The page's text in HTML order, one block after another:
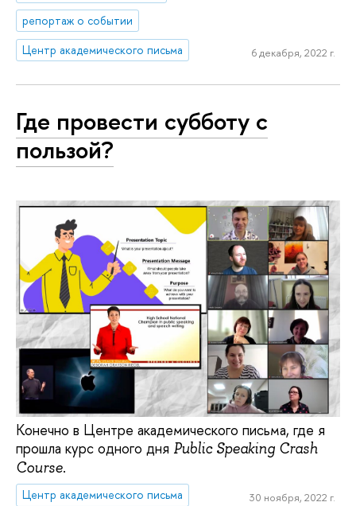
репортаж о событии
Центр академического письма
6 декабря, 2022 г.
Где провести субботу с
пользой?
Конечно в Центре академического письма, где я
прошла курс одного дня Public Speaking Crash
Course.
Центр академического письма 30 ноября, 2022 г.